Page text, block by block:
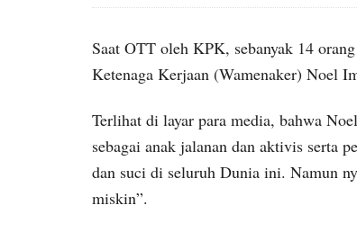
Saat OTT oleh KPK, sebanyak 14
Ketenaga Kerjaan (Wamenaker) Noel
Terlihat di layar para media, bahwa
sebagai anak jalanan dan aktivis serta
dan suci di seluruh Dunia ini. Namun
miskin”.